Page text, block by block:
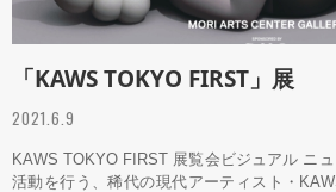
「KAWS TOKYO FIRST」展
2021.6.9
KAWS TOKYO FIRST 展覧会ビジュアル ニ
活動を行う、稀代の現代アーティスト・